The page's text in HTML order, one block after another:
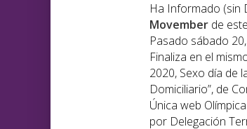
Ha Informado (sin
Movember de
Pasado sábado 20,
Finaliza en el
2020, Sexo día de
Domiciliario”, de
Única web
por Delegación